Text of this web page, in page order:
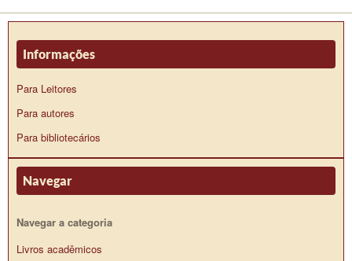
Informações
Para Leitores
Para autores
Para bibliotecários
Navegar
Navegar a categoria
Livros acadêmicos